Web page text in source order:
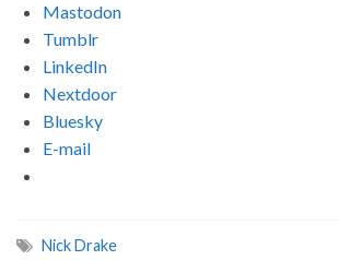
Mastodon
Tumblr
LinkedIn
Nextdoor
Bluesky
E-mail
Nick Drake